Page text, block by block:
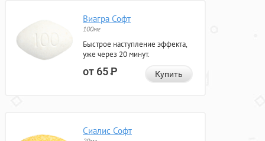
Виагра Софт
100мг
Быстрое наступление эффекта,
уже через 20 минут.
от 65Р Купить
Сиалис Софт